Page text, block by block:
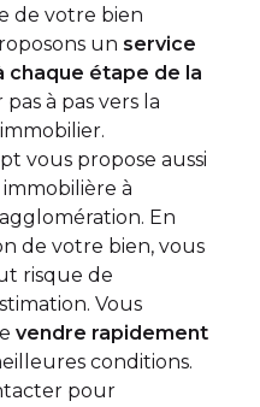
de votre bien
un service
chaque étape de la
à pas vers la
vous propose aussi
immobilière à
En
de votre bien, vous
risque de
Vous
vendre rapidement
conditions.
pour